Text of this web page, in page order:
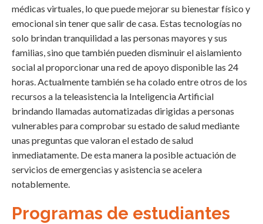
médicas virtuales, lo que puede mejorar su bienestar físico y
emocional sin tener que salir de casa. Estas tecnologías no
solo brindan tranquilidad a las personas mayores y sus
familias, sino que también pueden disminuir el aislamiento
social al proporcionar una red de apoyo disponible las 24
horas. Actualmente también se ha colado entre otros de los
recursos a la teleasistencia la Inteligencia Artificial
brindando llamadas automatizadas dirigidas a personas
vulnerables para comprobar su estado de salud mediante
unas preguntas que valoran el estado de salud
inmediatamente. De esta manera la posible actuación de
servicios de emergencias y asistencia se acelera
notablemente.
Programas de estudiantes